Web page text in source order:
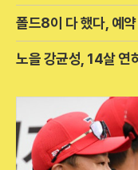
폴드8이 다 했다, 예
노을 강균성, 14살 연